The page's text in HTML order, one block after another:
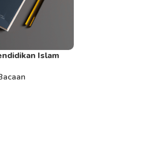
Islam